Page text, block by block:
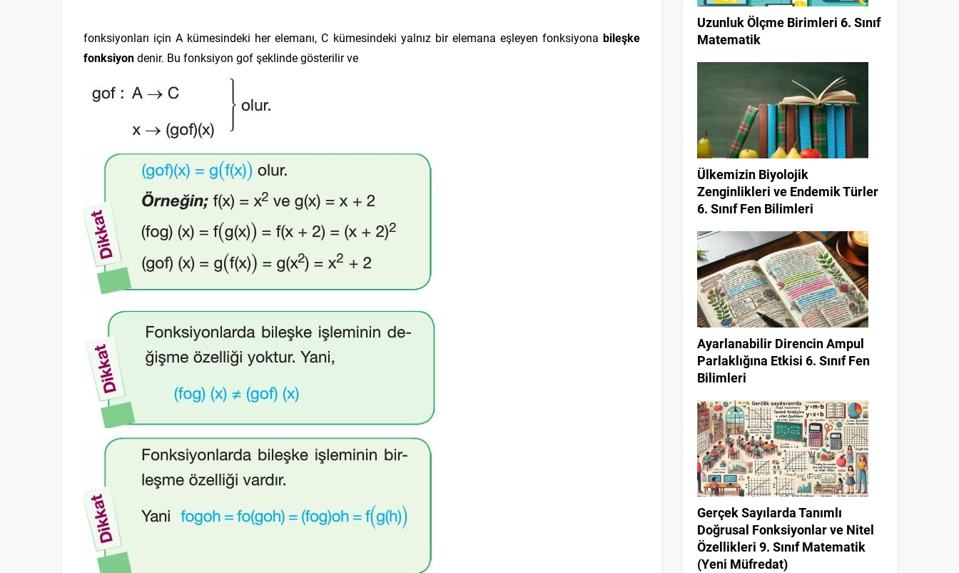
fonksiyonları için A kümesindeki her elemanı, C kümesindeki yalnız bir elemana eşleyen fonksiyona bileşke
fonksiyondenir. Bu fonksiyon gof şeklinde gösterilir ve
Uzunluk Ölçme Birimleri 6. Sınıf
Matematik
Ülkemizin Biyolojik
Zenginlikleri ve Endemik Türler
6. Sınıf Fen Bilimleri
Ayarlanabilir Direncin Ampul
Parlaklığına Etkisi 6. Sınıf Fen
Bilimleri
Gerçek Sayılarda Tanımlı
Doğrusal Fonksiyonlar ve Nitel
Özellikleri 9. Sınıf Matematik
(Yeni Müfredat)